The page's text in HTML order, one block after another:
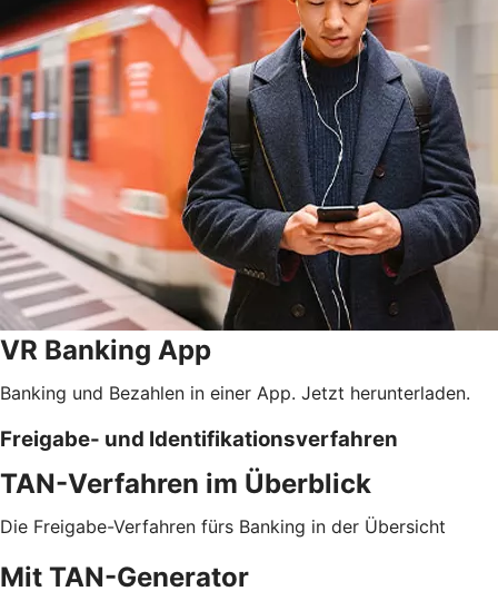
VR Banking App
Banking und Bezahlen in einer App. Jetzt herunterladen.
Freigabe- und Identifikationsverfahren
TAN-Verfahren im Überblick
Die Freigabe-Verfahren fürs Banking in der Übersicht
Mit TAN-Generator